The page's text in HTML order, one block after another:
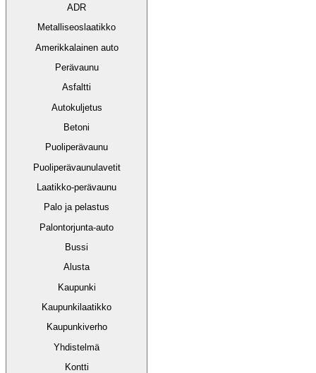
ADR
Metalliseoslaatikko
Amerikkalainen auto
Perävaunu
Asfaltti
Autokuljetus
Betoni
Puoliperävaunu
Puoliperävaunulavetit
Laatikko-perävaunu
Palo ja pelastus
Palontorjunta-auto
Bussi
Alusta
Kaupunki
Kaupunkilaatikko
Kaupunkiverho
Yhdistelmä
Kontti